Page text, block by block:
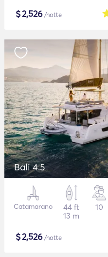
$2,526/notte
Bali 4.5
Catamarano
44 ft
13 m
10
$2,526/notte